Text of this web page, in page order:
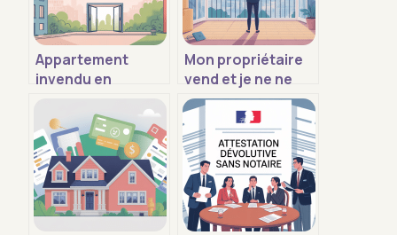
Appartement
invendu en
comment réagir et
que négocier
Mon propriétaire
vend et je ne ne
trouve pas de
logement que faire